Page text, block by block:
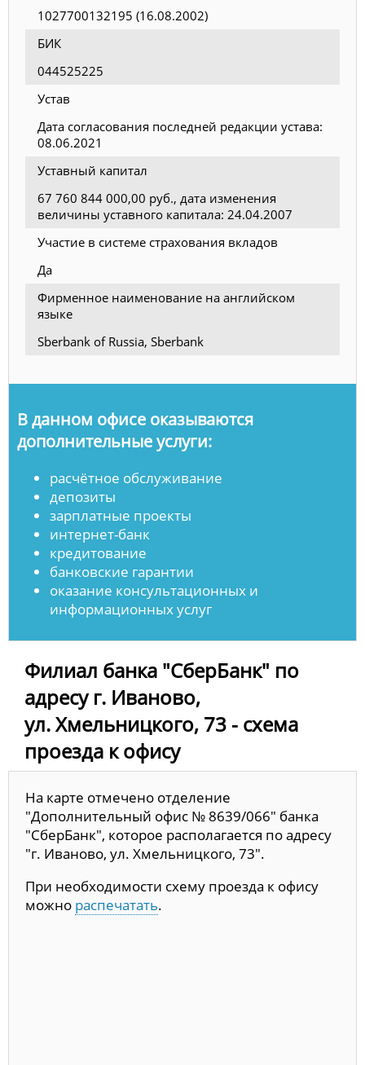
1027700132195 (16.08.2002)
БИК
044525225
Устав
Дата согласования последней редакции устава:
08.06.2021
Уставный капитал
67 760 844 000,00 руб., дата изменения
величины уставного капитала: 24.04.2007
Участие в системе страхования вкладов
Да
Фирменное наименование на английском
языке
Sberbank of Russia, Sberbank
В данном офисе оказываются
дополнительные услуги:
расчётное обслуживание
депозиты
зарплатные проекты
интернет-банк
кредитование
банковские гарантии
оказание консультационных и
информационных услуг
Филиал банка "СберБанк" по
адресу г. Иваново,
ул. Хмельницкого, 73 - схема
проезда к офису
На карте отмечено отделение
"Дополнительный офис № 8639/066" банка
"СберБанк", которое располагается по адресу
"г. Иваново, ул. Хмельницкого, 73".
При необходимости схему проезда к офису
можно распечатать.